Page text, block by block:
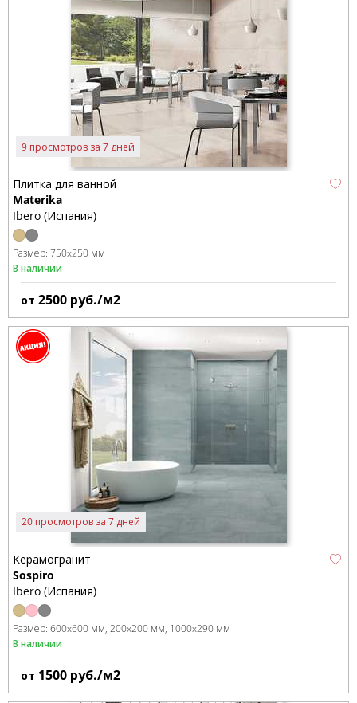
9 просмотров за 7 дней
Плитка для ванной
Materika
Ibero (Испания)
Размер: 750x250 мм
В наличии
от 2500 руб./м2
20 просмотров за 7 дней
Керамогранит
Sospiro
Ibero (Испания)
Размер: 600x600 мм 200x200 мм 1000x290 мм
В наличии
от 1500 руб./м2